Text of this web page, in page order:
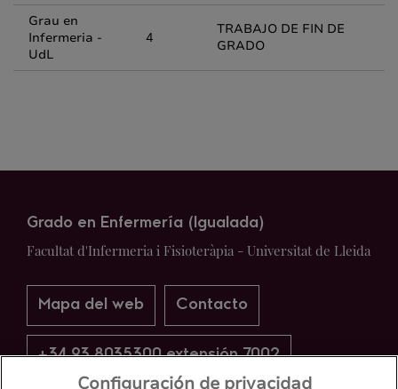
Grau en
Infermeria -
UdL
4
TRABAJO DE FIN DE
GRADO
Grado en Enfermería (Igualada)
Facultat d'Infermeria i Fisioteràpia - Universitat de Lleida
Mapa del web Contacto
+34 93 8035300 extensión 7002
Configuración de privacidad